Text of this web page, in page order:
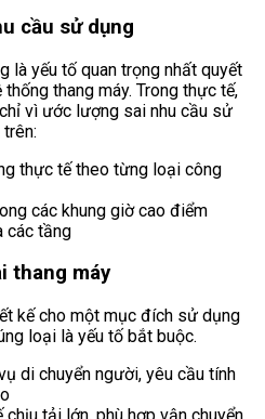
cầu sử dụng
là yếu tố quan trọng nhất quyết
thang máy. Trong thực tế,
vì ước lượng sai nhu cầu sử
thực tế theo từng loại công
các khung giờ cao điểm
các tầng
thang máy
kế cho một mục đích sử dụng
loại là yếu tố bắt buộc.
di chuyển người, yêu cầu tính